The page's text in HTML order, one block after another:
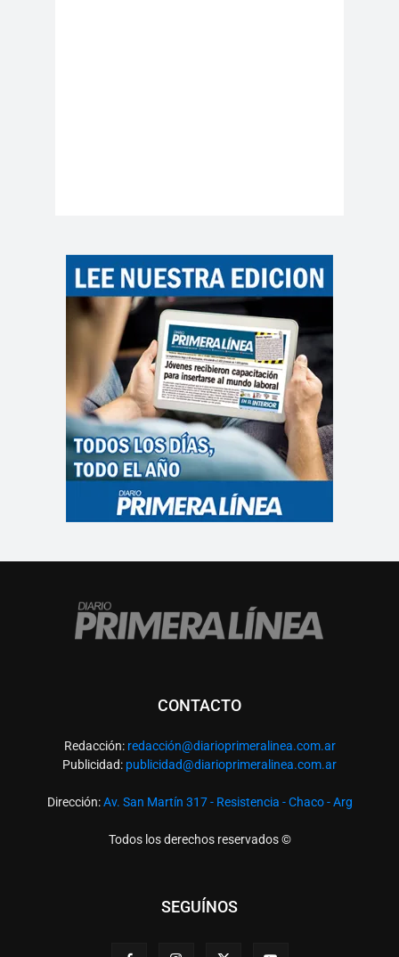
CONTACTO
Redacción: redacción@diarioprimeralinea.com.ar
Publicidad: publicidad@diarioprimeralinea.com.ar
Dirección:Av. San Martín 317 - Resistencia - Chaco - Arg
Todos los derechos reservados ©
SEGUÍNOS